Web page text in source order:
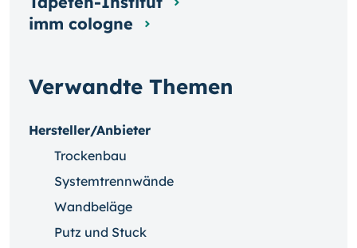
Verwandte Themen
Hersteller/Anbieter
Trockenbau
Systemtrennwände
Wandbeläge
Putz und Stuck
imm cologne